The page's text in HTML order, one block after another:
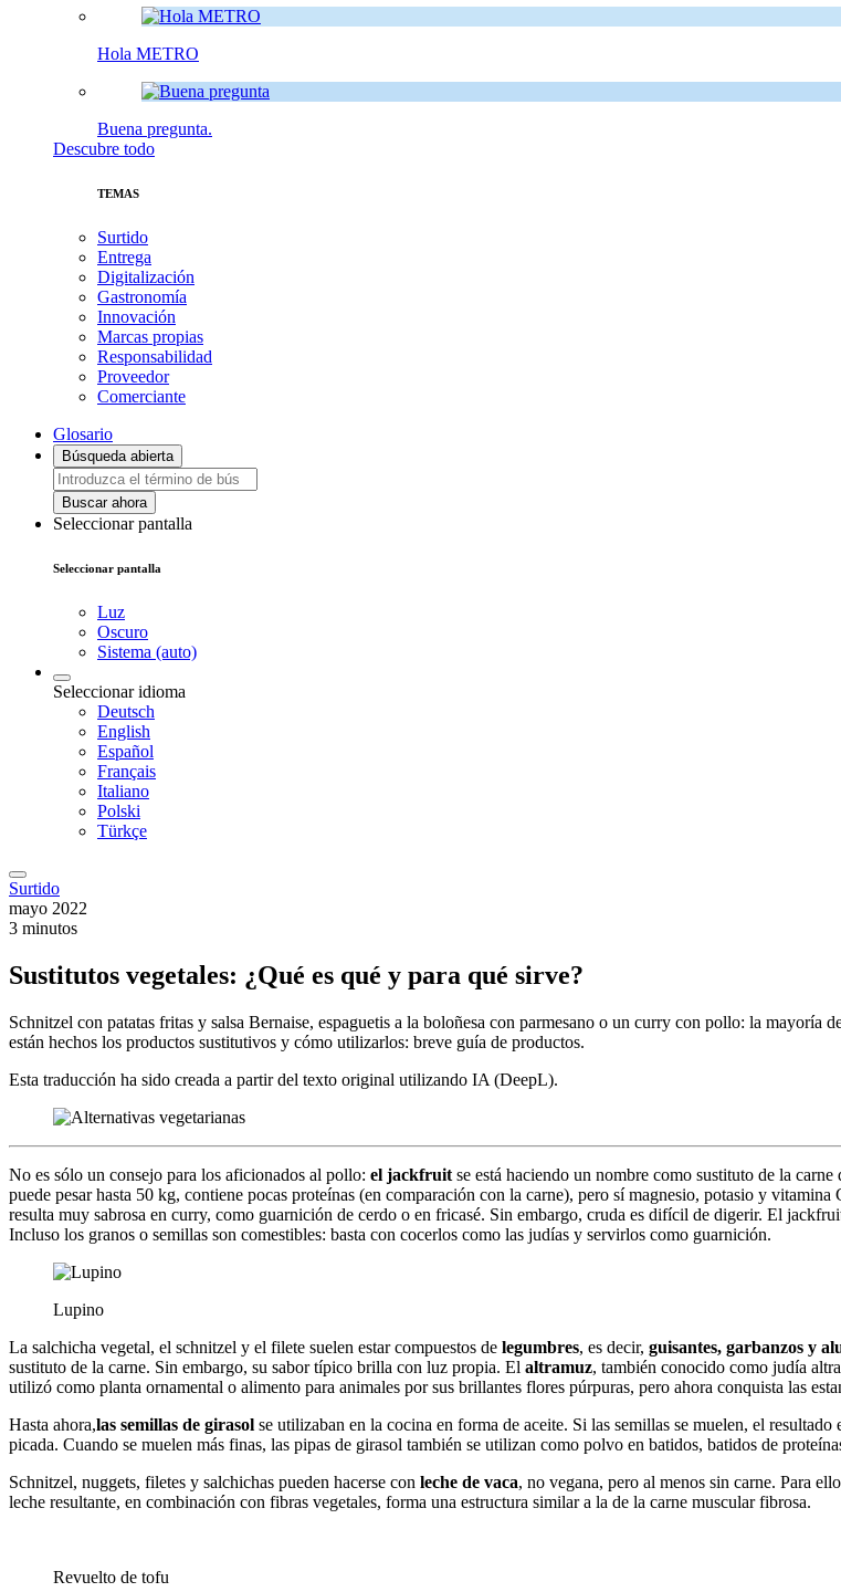
Hola METRO
Buena pregunta.
Descubre todo
TEMAS
Surtido
Entrega
Digitalización
Gastronomía
Innovación
Marcas propias
Responsabilidad
Proveedor
Comerciante
Glosario
Búsqueda abierta
Buscar ahora
Seleccionar pantalla
Seleccionar pantalla
Luz
Oscuro
Sistema (auto)
Seleccionar idioma
Deutsch
English
Español
Français
Italiano
Polski
Türkçe
Surtido
mayo 2022
3 minutos
Sustitutos vegetales: ¿Qué es qué y para qué sirve?
Schnitzel con patatas fritas y salsa Bernaise, espaguetis a la boloñesa con parmesano o un curry con pollo: la mayoría
están hechos los productos sustitutivos y cómo utilizarlos: breve guía de productos.
Esta traducción ha sido creada a partir del texto original utilizando IA (DeepL).
No es sólo un consejo para los aficionados al pollo: el jackfruit se está haciendo un nombre como sustituto de la
puede pesar hasta 50 kg, contiene pocas proteínas (en comparación con la carne), pero sí magnesio, potasio y
resulta muy sabrosa en curry, como guarnición de cerdo o en fricasé. Sin embargo, cruda es difícil de digerir. El
Incluso los granos o semillas son comestibles: basta con cocerlos como las judías y servirlos como guarnición.
Lupino
La salchicha vegetal, el schnitzel y el filete suelen estar compuestos de legumbres, es decir, guisantes, garbanzos y
sustituto de la carne. Sin embargo, su sabor típico brilla con luz propia. El altramuz, también conocido como judía
utilizó como planta ornamental o alimento para animales por sus brillantes flores púrpuras, pero ahora conquista las
Hasta ahora,las semillas de girasol se utilizaban en la cocina en forma de aceite. Si las semillas se muelen, el
picada. Cuando se muelen más finas, las pipas de girasol también se utilizan como polvo en batidos, batidos de
Schnitzel, nuggets, filetes y salchichas pueden hacerse con leche de vaca, no vegana, pero al menos sin carne. Para
leche resultante, en combinación con fibras vegetales, forma una estructura similar a la de la carne muscular fibrosa.
Revuelto de tofu